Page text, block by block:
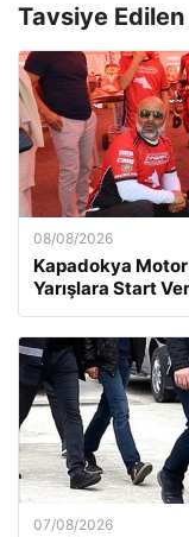
Tavsiye
08/08/2026
Kapadokya Motor
Yarışlara Start
07/08/2026